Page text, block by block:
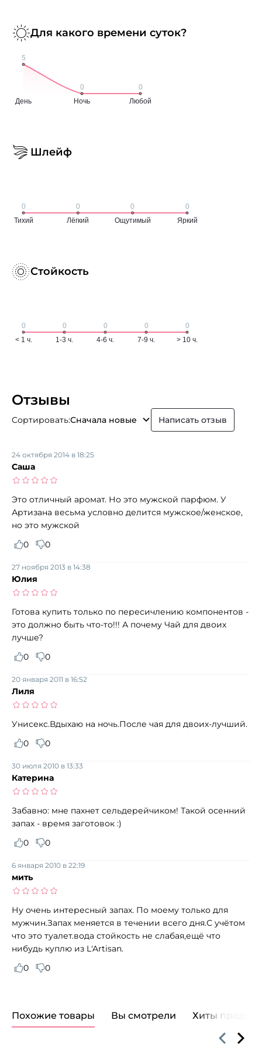
Для какого времени суток?
Шлейф
Стойкость
Отзывы
Сортировать:Сначала новые Написать отзыв
Саша
24 октября 2014 в 18:25
Это отличный аромат. Но это мужской парфюм. У
Артизана весьма условно делится мужское/женское,
но это мужской
0
0
Юлия
27 ноября 2013 в 14:38
Готова купить только по пересичлению компонентов -
это должно быть что-то!!! А почему Чай для двоих
лучше?
0
0
Лиля
20 января 2011 в 16:52
Унисекс.Вдыхаю на ночь.После чая для двоих-лучший.
0
0
Катерина
30 июля 2010 в 13:33
Забавно: мне пахнет сельдерейчиком! Такой осенний
запах - время заготовок :)
0
0
мить
6 января 2010 в 22:19
Ну очень интересный запах. По моему только для
мужчин.Запах меняется в течении всего дня.С учётом
что это туалет.вода стойкость не слабая,ещё что
нибудь куплю из L'Artisan.
0
0
Похожие товары Вы смотрели Хиты продаж